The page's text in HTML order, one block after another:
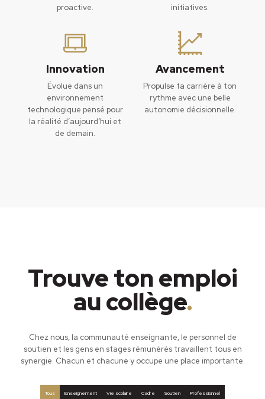
proactive.
initiatives.
Innovation
Évolue dans un
environnement
technologique pensé pour
la réalité d’aujourd’hui et
de demain.
Avancement
Propulse ta carrière à ton
rythme avec une belle
autonomie décisionnelle.
Trouve ton emploi
au collège.
Chez nous, la communauté enseignante, le personnel de
soutien et les gens en stages rémunérés travaillent tous en
synergie. Chacun et chacune y occupe une place importante.
Tous Enseignement Vie scolaire Cadre Soutien Professionnel